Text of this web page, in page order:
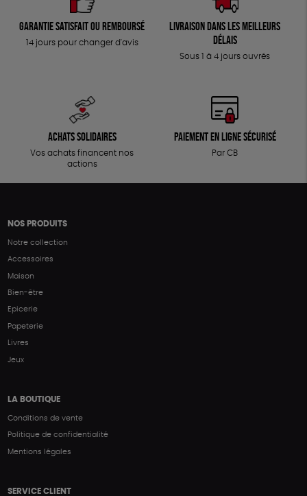
Garantie satisfait ou remboursé
14 jours pour changer d'avis
Livraison dans les meilleurs
délais
Sous 1 à 4 jours ouvrés
Achats solidaires
Vos achats financent nos
actions
Paiement en ligne sécurisé
Par CB
NOS PRODUITS
Notre collection
Accessoires
Maison
Bien-être
Epicerie
Papeterie
Livres
Jeux
LA BOUTIQUE
Conditions de vente
Politique de confidentialité
Mentions légales
SERVICE CLIENT